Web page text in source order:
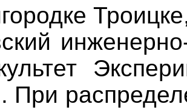
При